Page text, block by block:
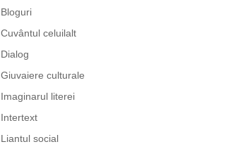
Bloguri
Cuvântul celuilalt
Dialog
Giuvaiere culturale
Imaginarul literei
Intertext
Liantul social